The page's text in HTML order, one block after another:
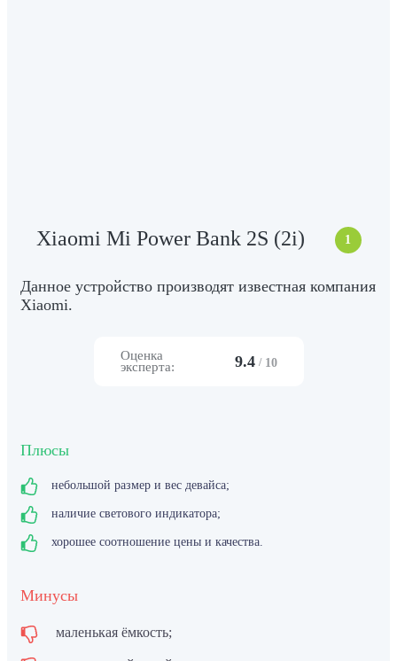
Xiaomi Mi Power Bank 2S (2i) 1
Данное устройство производят известная компания
Xiaomi.
Оценка
эксперта:
9.4 / 10
Плюсы
небольшой размер и вес девайса;
наличие светового индикатора;
хорошее соотношение цены и качества.
Минусы
маленькая ёмкость;